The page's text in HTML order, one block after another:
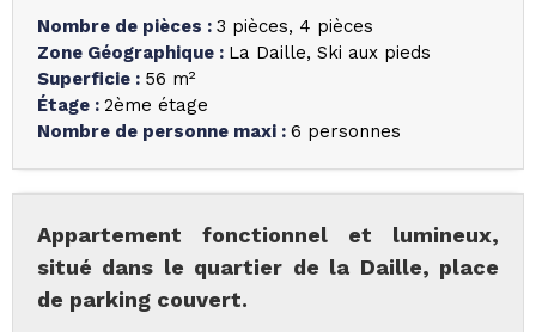
Nombre de pièces : 3 pièces
4 pièces
Zone Géographique : La Daille Ski aux pieds
Superficie : 56 m²
Étage : 2ème étage
Nombre de personne maxi : 6 personnes
Appartement fonctionnel et lumineux,
situé dans le quartier de la Daille, place
de parking couvert.